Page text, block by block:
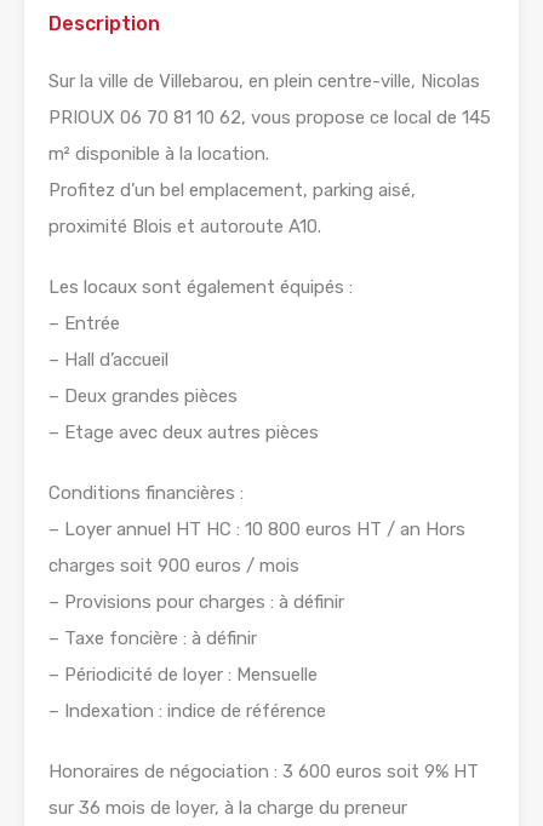
Description
Sur la ville de Villebarou, en plein centre-ville, Nicolas
PRIOUX 06 70 81 10 62, vous propose ce local de 145
m² disponible à la location.
Profitez d’un bel emplacement, parking aisé,
proximité Blois et autoroute A10.
Les locaux sont également équipés :
– Entrée
– Hall d’accueil
– Deux grandes pièces
– Etage avec deux autres pièces
Conditions financières :
– Loyer annuel HT HC : 10 800 euros HT / an Hors
charges soit 900 euros / mois
– Provisions pour charges : à définir
– Taxe foncière : à définir
– Périodicité de loyer : Mensuelle
– Indexation : indice de référence
Honoraires de négociation : 3 600 euros soit 9% HT
sur 36 mois de loyer, à la charge du preneur